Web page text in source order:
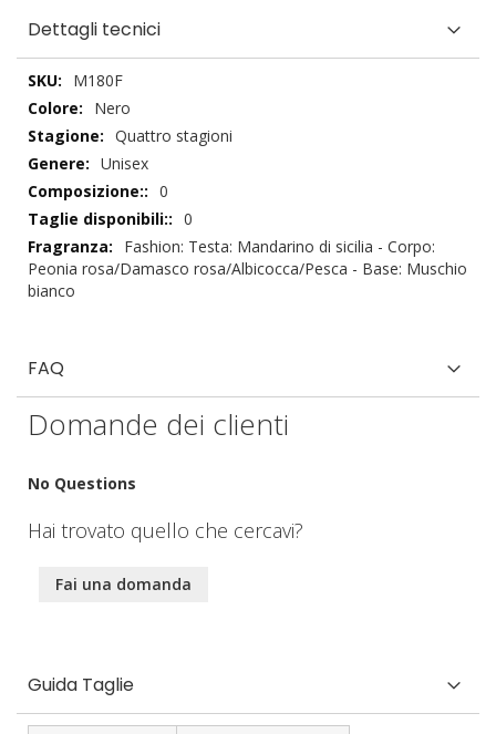
Dettagli tecnici
Dettagli
tecnici
M180F
Nero
Quattro stagioni
Unisex
0
0
Fashion: Testa: Mandarino di sicilia - Corpo:
Peonia rosa/Damasco rosa/Albicocca/Pesca - Base: Muschio
bianco
FAQ
Domande dei clienti
No Questions
Hai trovato quello che cercavi?
Fai una domanda
Guida Taglie